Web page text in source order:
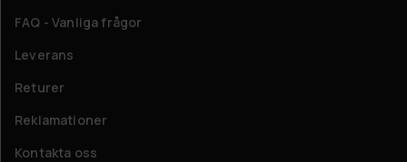
FAQ - Vanliga frågor
Leverans
Returer
Reklamationer
Kontakta oss